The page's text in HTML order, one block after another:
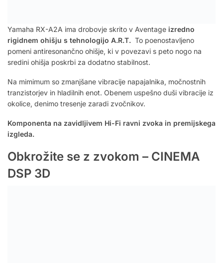
Yamaha RX-A2A ima drobovje skrito v Aventage izredno
rigidnem ohišju s tehnologijo A.R.T. To poenostavljeno
pomeni antiresonančno ohišje, ki v povezavi s peto nogo na
sredini ohišja poskrbi za dodatno stabilnost.
Na mimimum so zmanjšane vibracije napajalnika, močnostnih
tranzistorjev in hladilnih enot. Obenem uspešno duši vibracije iz
okolice, denimo tresenje zaradi zvočnikov.
Komponenta na zavidljivem Hi-Fi ravni zvoka in premijskega
izgleda.
Obkrožite se z zvokom – CINEMA
DSP 3D